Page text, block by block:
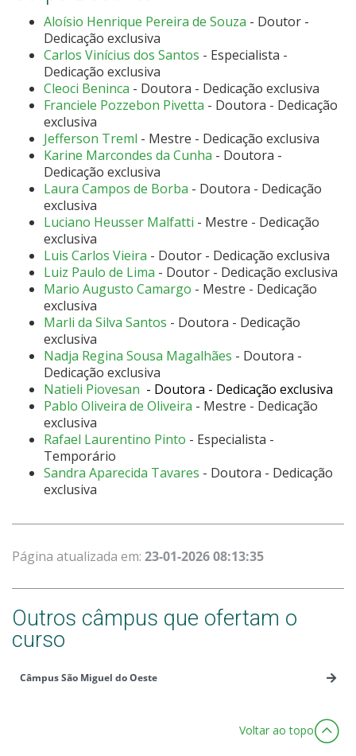
Aloísio Henrique Pereira de Souza - Doutor -
Dedicação exclusiva
Carlos Vinícius dos Santos - Especialista -
Dedicação exclusiva
Cleoci Beninca - Doutora - Dedicação exclusiva
Franciele Pozzebon Pivetta - Doutora - Dedicação
exclusiva
Jefferson Treml - Mestre - Dedicação exclusiva
Karine Marcondes da Cunha - Doutora -
Dedicação exclusiva
Laura Campos de Borba - Doutora - Dedicação
exclusiva
Luciano Heusser Malfatti - Mestre - Dedicação
exclusiva
Luis Carlos Vieira - Doutor - Dedicação exclusiva
Luiz Paulo de Lima - Doutor - Dedicação exclusiva
Mario Augusto Camargo - Mestre - Dedicação
exclusiva
Marli da Silva Santos - Doutora - Dedicação
exclusiva
Nadja Regina Sousa Magalhães - Doutora -
Dedicação exclusiva
Natieli Piovesan - Doutora - Dedicação exclusiva
Pablo Oliveira de Oliveira - Mestre - Dedicação
exclusiva
Rafael Laurentino Pinto - Especialista -
Temporário
Sandra Aparecida Tavares - Doutora - Dedicação
exclusiva
Página atualizada em: 23-01-2026 08:13:35
Outros câmpus que ofertam o
curso
Câmpus São Miguel do Oeste
Voltar ao topo